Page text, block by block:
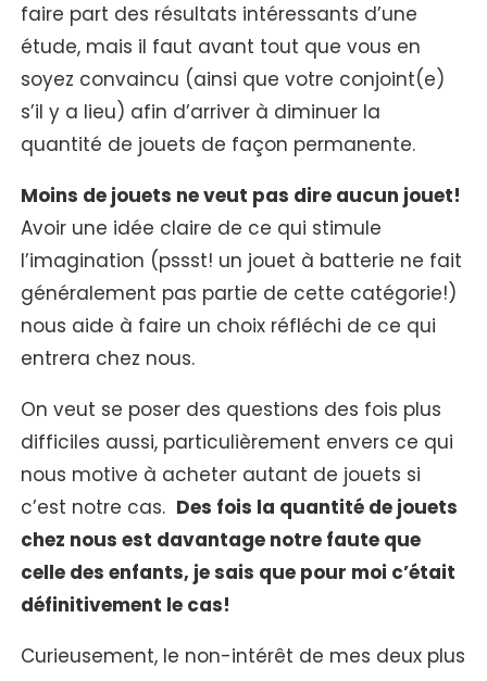
faire part des résultats intéressants d’une
étude, mais il faut avant tout que vous en
soyez convaincu (ainsi que votre conjoint(e)
s’il y a lieu) afin d’arriver à diminuer la
quantité de jouets de façon permanente.
Moins de jouets ne veut pas dire aucun jouet!
Avoir une idée claire de ce qui stimule
l’imagination (pssst! un jouet à batterie ne fait
généralement pas partie de cette catégorie!)
nous aide à faire un choix réfléchi de ce qui
entrera chez nous.
On veut se poser des questions des fois plus
difficiles aussi, particulièrement envers ce qui
nous motive à acheter autant de jouets si
c’est notre cas. Des fois la quantité de jouets
chez nous est davantage notre faute que
celle des enfants, je sais que pour moi c’était
définitivement le cas!
Curieusement, le non-intérêt de mes deux plus